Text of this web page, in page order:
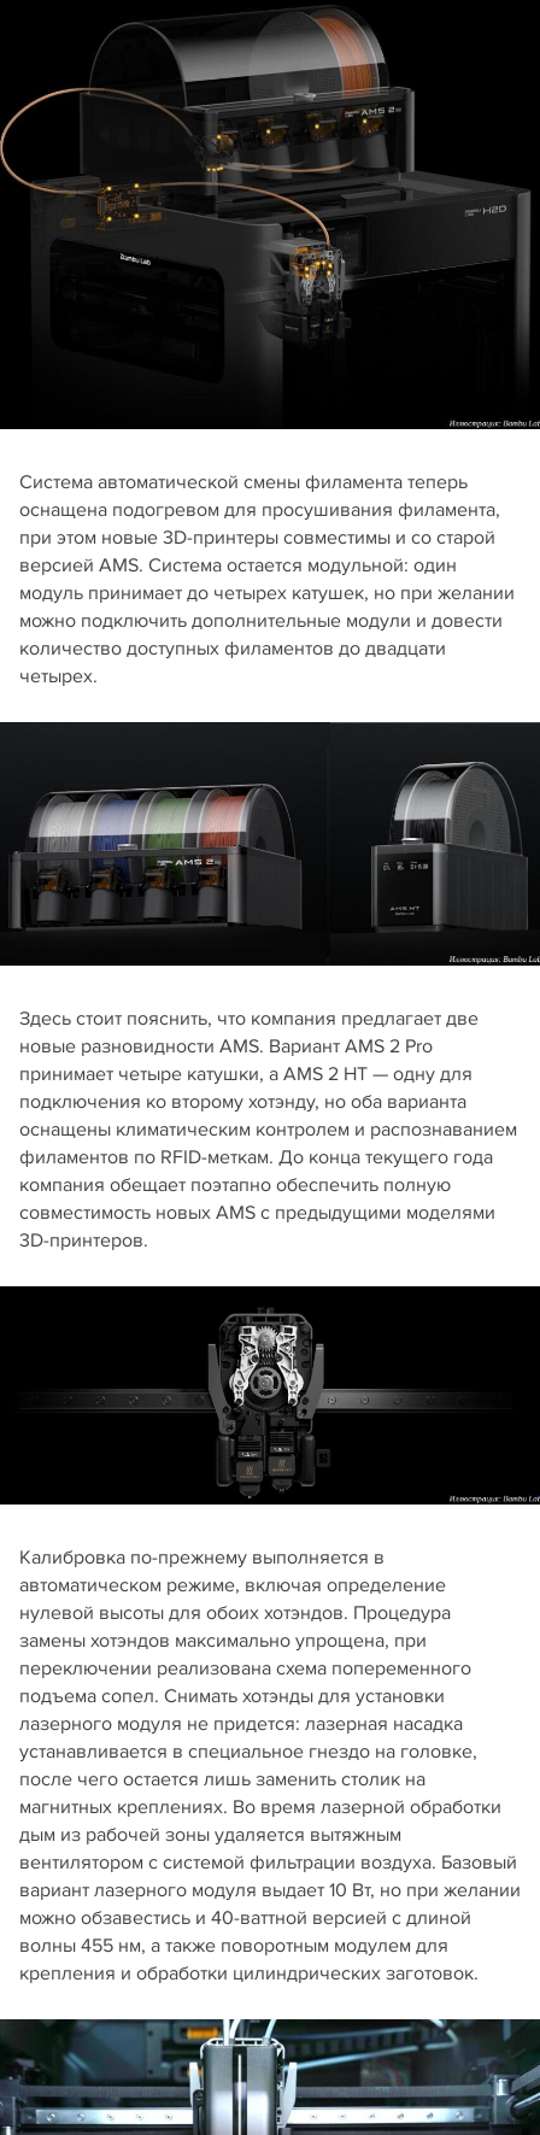
Система автоматической смены филамента теперь
оснащена подогревом для просушивания филамента,
при этом новые 3D-принтеры совместимы и со старой
версией AMS. Система остается модульной: один
модуль принимает до четырех катушек, но при желании
можно подключить дополнительные модули и довести
количество доступных филаментов до двадцати
четырех.
Здесь стоит пояснить, что компания предлагает две
новые разновидности AMS. Вариант AMS 2 Pro
принимает четыре катушки, а AMS 2 HT — одну для
подключения ко второму хотэнду, но оба варианта
оснащены климатическим контролем и распознаванием
филаментов по RFID-меткам. До конца текущего года
компания обещает поэтапно обеспечить полную
совместимость новых AMS с предыдущими моделями
3D-принтеров.
Калибровка по-прежнему выполняется в
автоматическом режиме, включая определение
нулевой высоты для обоих хотэндов. Процедура
замены хотэндов максимально упрощена, при
переключении реализована схема попеременного
подъема сопел. Снимать хотэнды для установки
лазерного модуля не придется: лазерная насадка
устанавливается в специальное гнездо на головке,
после чего остается лишь заменить столик на
магнитных креплениях. Во время лазерной обработки
дым из рабочей зоны удаляется вытяжным
вентилятором с системой фильтрации воздуха. Базовый
вариант лазерного модуля выдает 10 Вт, но при желании
можно обзавестись и 40-ваттной версией с длиной
волны 455 нм, а также поворотным модулем для
крепления и обработки цилиндрических заготовок.